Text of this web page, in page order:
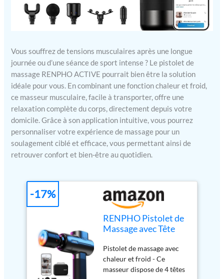
Vous souffrez de tensions musculaires après une longue
journée ou d’une séance de sport intense ? Le pistolet de
massage RENPHO ACTIVE pourrait bien être la solution
idéale pour vous. En combinant une fonction chaleur et froid,
ce masseur musculaire, facile à transporter, offre une
relaxation complète du corps, directement depuis votre
domicile. Grâce à son application intuitive, vous pourrez
personnaliser votre expérience de massage pour un
soulagement ciblé et efficace, vous permettant ainsi de
retrouver confort et bien-être au quotidien.
RENPHO Pistolet de
Massage avec Tête
Bluetooth
Pistolet de massage avec
chaleur et froid - Ce
masseur dispose de 4 têtes
-17%